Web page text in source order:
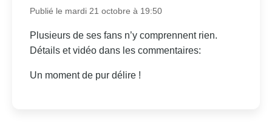
Publié le mardi 21 octobre à 19:50
Plusieurs de ses fans n’y comprennent rien.
Détails et vidéo dans les commentaires:
Un moment de pur délire !